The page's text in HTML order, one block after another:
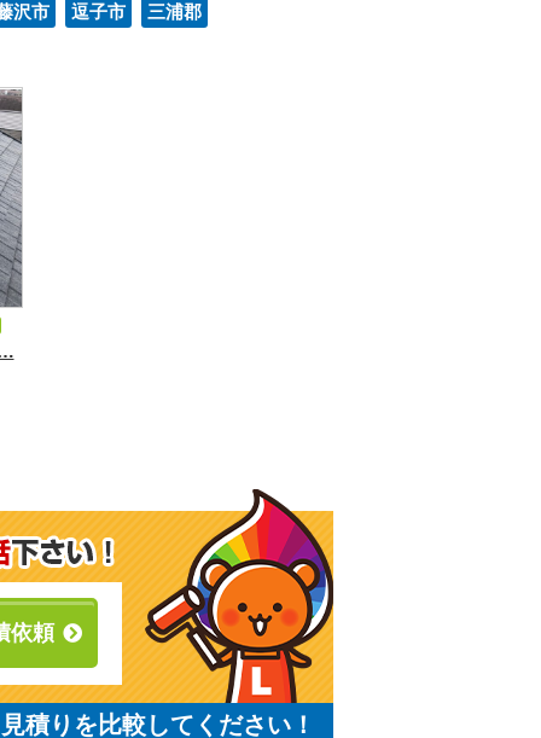
沢市
逗子市 三浦郡
依頼
積りを比較してください！